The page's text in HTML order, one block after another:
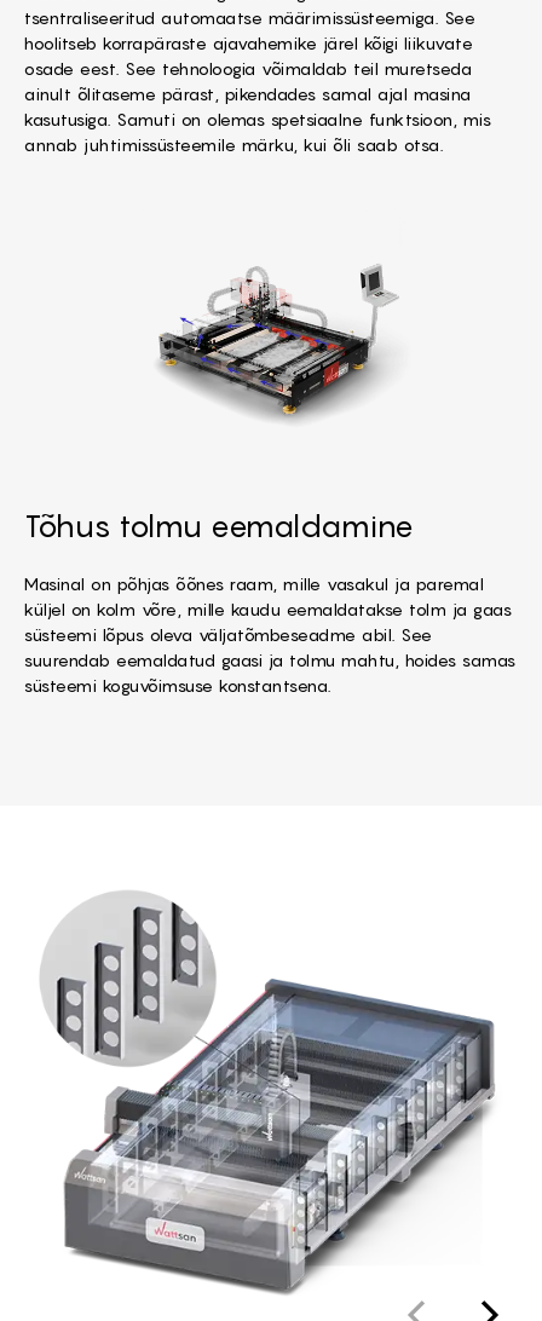
tsentraliseeritud automaatse määrimissüsteemiga. See
hoolitseb korrapäraste ajavahemike järel kõigi liikuvate
osade eest. See tehnoloogia võimaldab teil muretseda
ainult õlitaseme pärast, pikendades samal ajal masina
kasutusiga. Samuti on olemas spetsiaalne funktsioon, mis
annab juhtimissüsteemile märku, kui õli saab otsa.
Tõhus tolmu eemaldamine
Masinal on põhjas õõnes raam, mille vasakul ja paremal
küljel on kolm võre, mille kaudu eemaldatakse tolm ja gaas
süsteemi lõpus oleva väljatõmbeseadme abil. See
suurendab eemaldatud gaasi ja tolmu mahtu, hoides samas
süsteemi koguvõimsuse konstantsena.
The machine frame is the